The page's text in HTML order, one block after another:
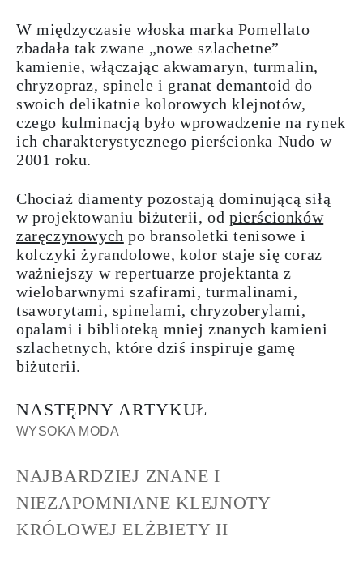
W międzyczasie włoska marka Pomellato
zbadała tak zwane „nowe szlachetne”
kamienie, włączającakwamaryn, turmalin,
chryzopraz,spinele i granat demantoid do
swoich delikatnie kolorowych klejnotów,
czego kulminacją było wprowadzenie na rynek
ich charakterystycznego pierścionka Nudo w
2001 roku.
Chociaż diamenty pozostają dominującą siłą
w projektowaniu biżuterii, odpierścionków
zaręczynowych po bransoletki tenisowe i
kolczyki żyrandolowe, kolor staje się coraz
ważniejszy w repertuarze projektanta z
wielobarwnymi szafirami, turmalinami,
tsaworytami, spinelami, chryzoberylami,
opalami i biblioteką mniej znanych kamieni
szlachetnych, które dziś inspiruje gamę
biżuterii.
NASTĘPNY ARTYKUŁ
WYSOKA MODA
NAJBARDZIEJ ZNANE I
NIEZAPOMNIANE KLEJNOTY
KRÓLOWEJ ELŻBIETY II